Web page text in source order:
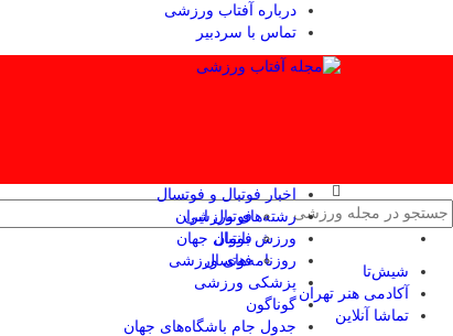
درباره آفتاب ورزشی
تماس با سردبیر
اخبار فوتبال و فوتسال
فوتبال ایران
فوتبال جهان
فوتسال
رشته‌های ورزشی
ورزش بانوان
روزنامه‌های ورزشی
پزشکی ورزشی
گوناگون
جدول جام باشگاه‌های جهان
شیش‌تا
آکادمی هنر تهران
تماشا آنلاین